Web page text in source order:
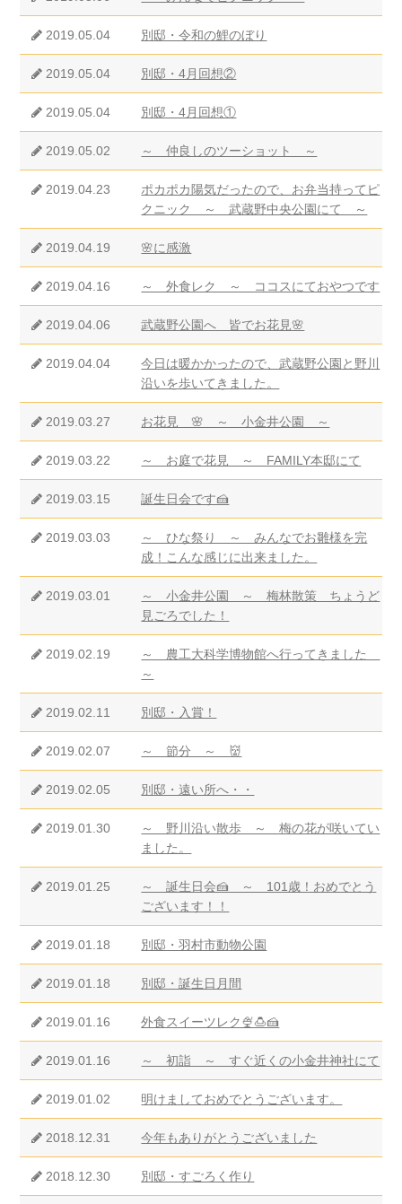
2019.05.04 別邸・令和の鯉のぼり
2019.05.04 別邸・4月回想②
2019.05.04 別邸・4月回想①
2019.05.02 ～ 仲良しのツーショット ～
2019.04.23
ポカポカ陽気だったので、お弁当持ってピ
クニック ～ 武蔵野中央公園にて ～
2019.04.19 🌸に感激
2019.04.16 ～ 外食レク ～ ココスにておやつです
2019.04.06 武蔵野公園へ 皆でお花見🌸
2019.04.04
今日は暖かかったので、武蔵野公園と野川
沿いを歩いてきました。
2019.03.27 お花見 🌸 ～ 小金井公園 ～
2019.03.22 ～ お庭で花見 ～ FAMILY本邸にて
2019.03.15 誕生日会です🍰
2019.03.03
～ ひな祭り ～ みんなでお雛様を完
成！こんな感じに出来ました。
2019.03.01
～ 小金井公園 ～ 梅林散策 ちょうど
見ごろでした！
2019.02.19
～ 農工大科学博物館へ行ってきました
～
2019.02.11 別邸・入賞！
2019.02.07 ～ 節分 ～ 👹
2019.02.05 別邸・遠い所へ・・
2019.01.30
～ 野川沿い散歩 ～ 梅の花が咲いてい
ました。
2019.01.25
～ 誕生日会🍰 ～ 101歳！おめでとう
ございます！！
2019.01.18 別邸・羽村市動物公園
2019.01.18 別邸・誕生日月間
2019.01.16 外食スイーツレク🍨🍮🍰
2019.01.16 ～ 初詣 ～ すぐ近くの小金井神社にて
2019.01.02 明けましておめでとうございます。
2018.12.31 今年もありがとうございました
2018.12.30 別邸・すごろく作り